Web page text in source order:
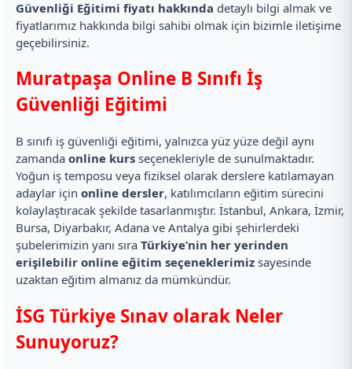
Güvenliği Eğitimi fiyatı hakkında detaylı bilgi almak ve
fiyatlarımız hakkında bilgi sahibi olmak için bizimle iletişime
geçebilirsiniz.
Muratpaşa Online B Sınıfı İş
Güvenliği Eğitimi
B sınıfı iş güvenliği eğitimi, yalnızca yüz yüze değil aynı
zamanda online kurs seçenekleriyle de sunulmaktadır.
Yoğun iş temposu veya fiziksel olarak derslere katılamayan
adaylar için online dersler, katılımcıların eğitim sürecini
kolaylaştıracak şekilde tasarlanmıştır. İstanbul, Ankara, İzmir,
Bursa, Diyarbakır, Adana ve Antalya gibi şehirlerdeki
şubelerimizin yanı sıra Türkiye’nin her yerinden
erişilebilir online eğitim seçeneklerimiz sayesinde
uzaktan eğitim almanız da mümkündür.
İSG Türkiye Sınav olarak Neler
Sunuyoruz?